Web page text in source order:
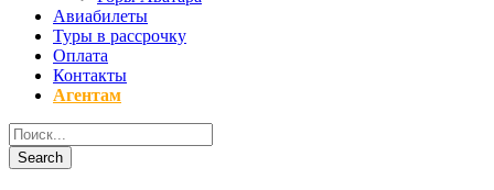
Авиабилеты
Туры в рассрочку
Оплата
Контакты
Агентам